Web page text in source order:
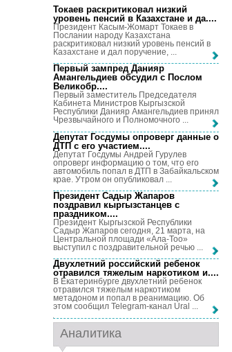
Токаев раскритиковал низкий
уровень пенсий в Казахстане и да....
Президент Касым-Жомарт Токаев в
Послании народу Казахстана
раскритиковал низкий уровень пенсий в
Казахстане и дал поручение, ...
Первый зампред Данияр
Амангельдиев обсудил с Послом
Великобр....
Первый заместитель Председателя
Кабинета Министров Кыргызской
Республики Данияр Амангельдиев принял
Чрезвычайного и Полномочного ...
Депутат Госдумы опроверг данные о
ДТП с его участием....
Депутат Госдумы Андрей Гурулев
опроверг информацию о том, что его
автомобиль попал в ДТП в Забайкальском
крае. Утром он опубликовал ...
Президент Садыр Жапаров
поздравил кыргызстанцев с
праздником....
Президент Кыргызской Республики
Садыр Жапаров сегодня, 21 марта, на
Центральной площади «Ала-Тоо»
выступил с поздравительной речью ...
Двухлетний российский ребенок
отравился тяжелым наркотиком и....
В Екатеринбурге двухлетний ребенок
отравился тяжелым наркотиком
метадоном и попал в реанимацию. Об
этом сообщил Telegram-канал Ural ...
Аналитика